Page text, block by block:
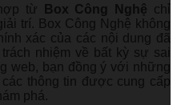
từ Box Công Nghệ chỉ
trí. Box Công Nghệ không
xác của các nội dung đã
nhiệm về bất kỳ sự sai
web, bạn đồng ý với những
thông tin được cung cấp
phá.